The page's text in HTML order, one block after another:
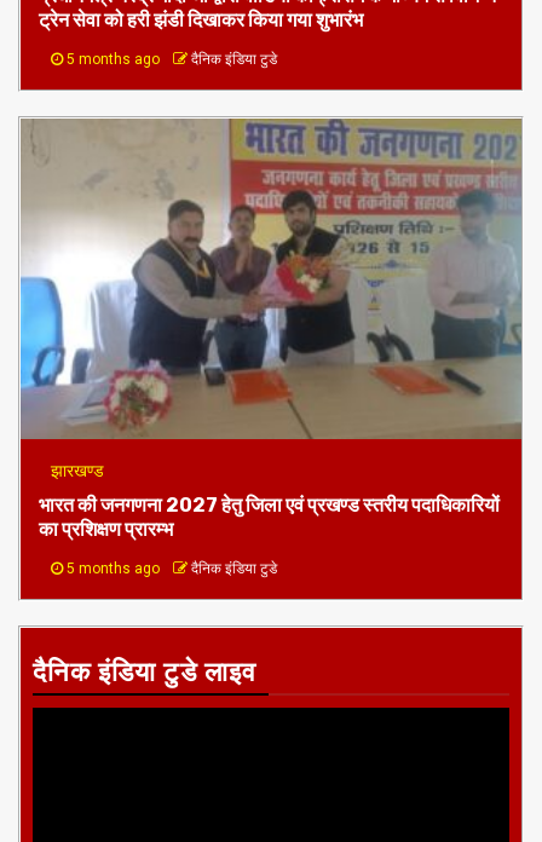
ट्रेन सेवा को हरी झंडी दिखाकर किया गया शुभारंभ
5 months ago दैनिक इंडिया टुडे
झारखण्ड
भारत की जनगणना 2027 हेतु जिला एवं प्रखण्ड स्तरीय पदाधिकारियों
का प्रशिक्षण प्रारम्भ
5 months ago दैनिक इंडिया टुडे
दैनिक इंडिया टुडे लाइव